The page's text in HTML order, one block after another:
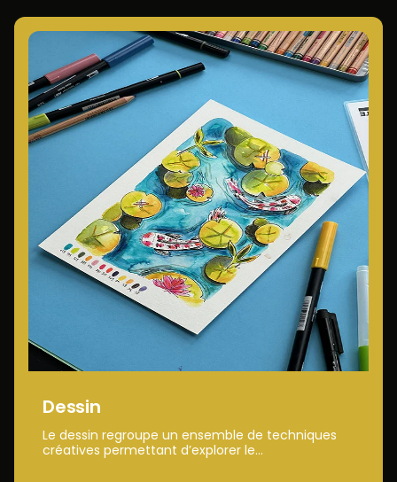
Dessin
Le dessin regroupe un ensemble de techniques
créatives permettant d’explorer le...